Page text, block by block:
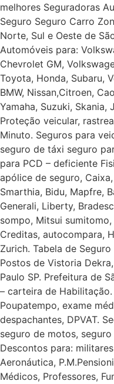
melhores Seguradoras
Seguro Seguro Carro
Norte, Sul e Oeste de
Automóveis para:
Chevrolet GM,
Toyota, Honda, Subaru,
BMW, Nissan,Citroen,
Yamaha, Suzuki,
Proteção veicular,
Minuto. Seguros para
seguro de táxi seguro
para PCD – deficiente
apólice de seguro,
Smarthia, Bidu, Mapfre,
Generali, Liberty,
sompo, Mitsui sumitomo,
Creditas, autocompara,
Zurich. Tabela de
Postos de Vistoria
Paulo SP. Prefeitura de
– carteira de
Poupatempo, exame
despachantes, DPVAT.
seguro de motos,
Descontos para:
Aeronáutica,
Médicos, Professores,